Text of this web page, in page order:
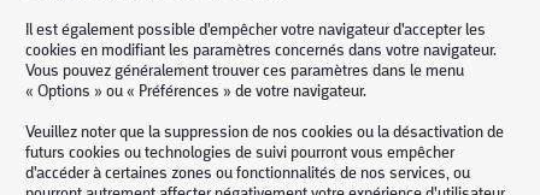
Il est également possible d'empêcher votre navigateur d'accepter les
cookies en modifiant les paramètres concernés dans votre navigateur.
Vous pouvez généralement trouver ces paramètres dans le menu
« Options » ou « Préférences » de votre navigateur.
Veuillez noter que la suppression de nos cookies ou la désactivation de
futurs cookies ou technologies de suivi pourront vous empêcher
d'accéder à certaines zones ou fonctionnalités de nos services, ou